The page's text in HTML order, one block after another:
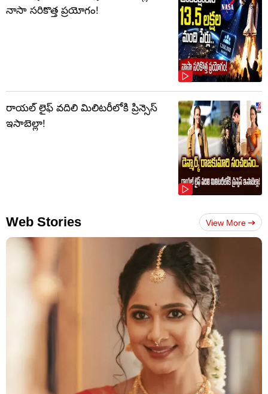
నాసా సరికొత్త ప్రయోగం!
రాయల్ లైఫ్ వదిలి మిలిటరీలోకి ప్రిన్సెస్
ఇసాబెల్లా!
Web Stories View More